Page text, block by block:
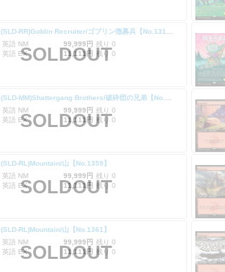
英語 NM
99,999円 残り 0
英語 EX
11,111円 残り 0
SOLDOUT
英語 NM
99,999円 残り 0
英語 EX
11,111円 残り 0
SOLDOUT
(SLD-RL)Mountain/山【No.1359】
英語 NM
99,999円 残り 0
英語 EX
11,111円 残り 0
SOLDOUT
(SLD-RL)Mountain/山【No.1361】
英語 NM
99,999円 残り 0
英語 EX
11,111円 残り 0
SOLDOUT